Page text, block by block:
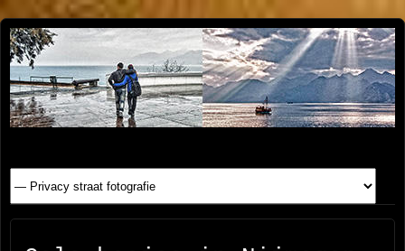
Henk
Beenen
FOTOSITE: CONCERT, STRAAT, SERIE, PEOPLE, REIS
FOTOGRAFIE